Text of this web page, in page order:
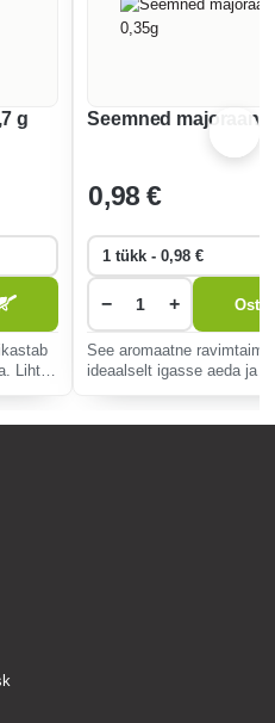
g
Lihtne
Seemned majoraani
0,98 €
− +
See aromaatne ravimtaim
ideaalselt igasse aeda ja